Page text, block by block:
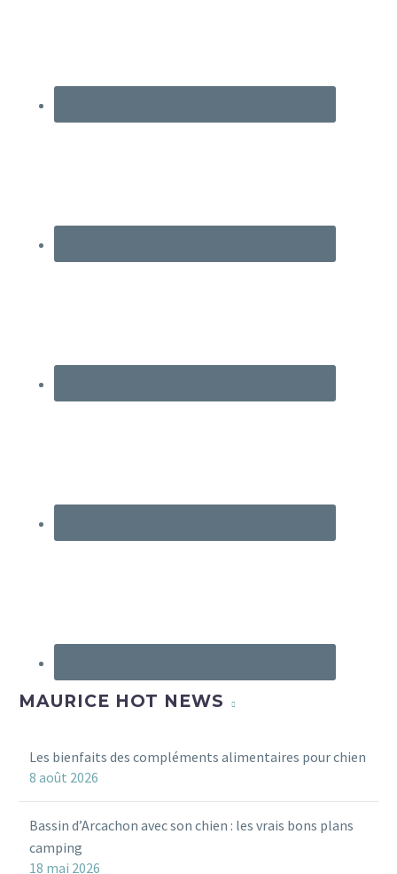
MAURICE HOT NEWS
Les bienfaits des compléments alimentaires pour chien
8 août 2026
Bassin d’Arcachon avec son chien : les vrais bons plans
camping
18 mai 2026